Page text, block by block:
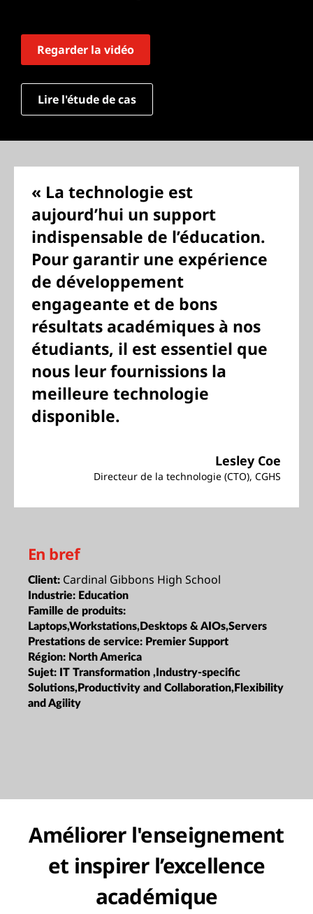
Regarder la vidéo
Lire l'étude de cas
« La technologie est
aujourd’hui un support
indispensable de l’éducation.
Pour garantir une expérience
de développement
engageante et de bons
résultats académiques à nos
étudiants, il est essentiel que
nous leur fournissions la
meilleure technologie
disponible.
Lesley Coe
Directeur de la technologie (CTO), CGHS
En bref
Client: Cardinal Gibbons High School
Industrie: Education
Famille de produits:
Laptops,Workstations,Desktops & AIOs,Servers
Prestations de service: Premier Support
Région: North America
Sujet: IT Transformation ,Industry-specific
Solutions,Productivity and Collaboration,Flexibility
and Agility
Améliorer l'enseignement
et inspirer l’excellence
académique